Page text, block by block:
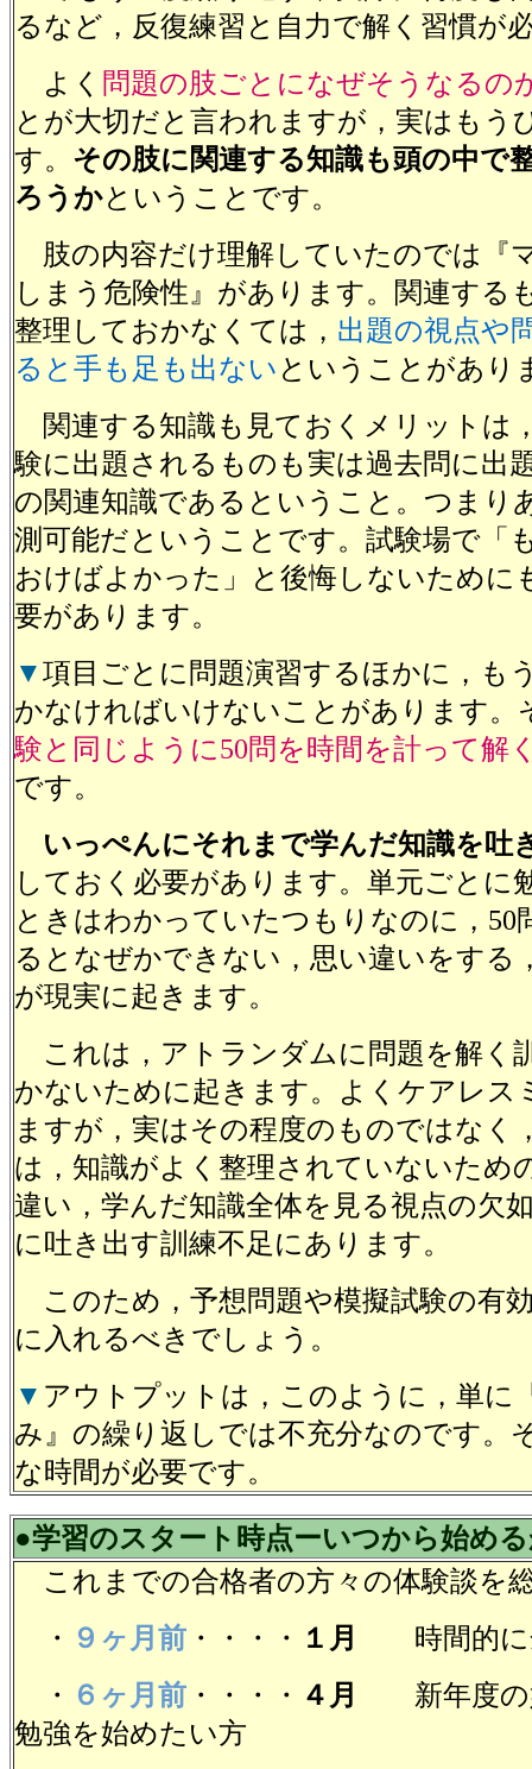
るなど，反復練習と自力で解く習慣が
よく 問題の肢ごとになぜそうなるの
とが大切だと言われますが，実はもう
す。 その肢に関連する知識も頭の中で
ろうかということです。
肢の内容だけ理解していたのでは『
しまう危険性』があります。関連する
整理しておかなくては， 出題の視点や
ると手も足も出ない ということがあり
関連する知識も見ておくメリットは
験に出題されるものも実は過去問に出
の関連知識であるということ。つまり
測可能だということです。試験場で「
おけばよかった」と後悔しないために
要があります。
▼項目ごとに問題演習するほかに，も
かなければいけないことがあります。
験と同じように50問を時間を計って解
です。
いっぺんにそれまで学んだ知識を吐
しておく必要があります。単元ごとに
ときはわかっていたつもりなのに，50
るとなぜかできない，思い違いをする
が現実に起きます。
これは，アトランダムに問題を解く
かないために起きます。よくケアレス
ますが，実はその程度のものではなく
は，知識がよく整理されていないため
違い，学んだ知識全体を見る視点の欠
に吐き出す訓練不足にあります。
このため，予想問題や模擬試験の有
に入れるべきでしょう。
▼ アウトプットは，このように，単に
み』の繰り返しでは不充分なのです。
な時間が必要です。
●学習のスタート時点ーいつから始め
これまでの合格者の方々の体験談を
・ ９ヶ月前 ・・・・ １月
時間的に
・ ６ヶ月前 ・・・・ ４月
新年度の
勉強を始めたい方